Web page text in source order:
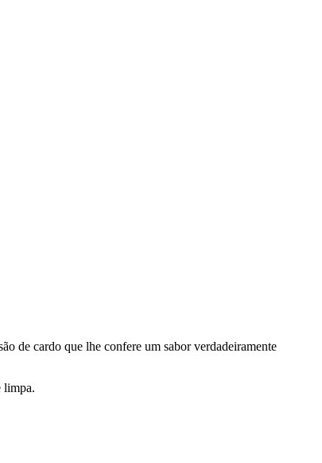
de cardo que lhe confere um sabor verdadeiramente
limpa.